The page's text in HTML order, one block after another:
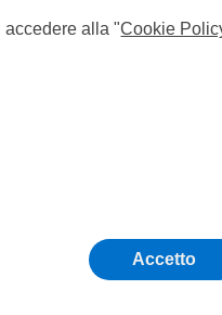
(TRI 10,
accedere alla "Cookie
Accetto